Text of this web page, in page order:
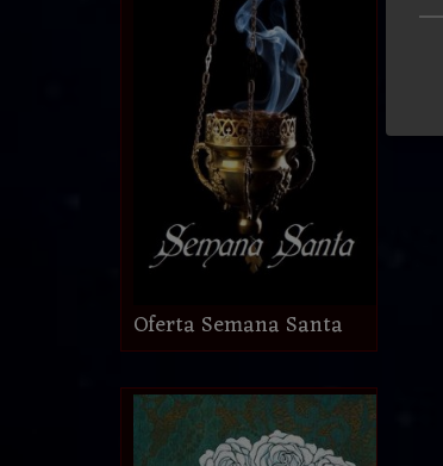
Oferta Semana Santa